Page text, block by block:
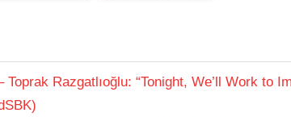
Razgatlıoğlu: “Tonight, We’ll Work to